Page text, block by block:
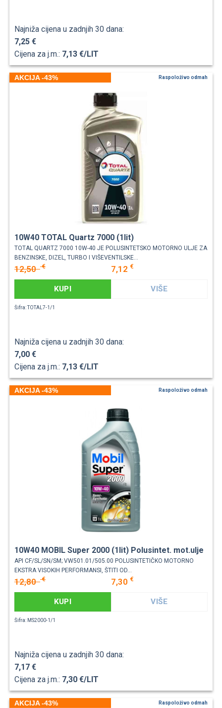
Najniža cijena u zadnjih 30 dana:
7,25 €
Cijena za j.m.: 7,13 €/LIT
AKCIJA -43% Raspoloživo odmah
10W40 TOTAL Quartz 7000 (1lit)
TOTAL QUARTZ 7000 10W-40 JE POLUSINTETSKO MOTORNO ULJE ZA
BENZINSKE, DIZEL, TURBO I VIŠEVENTILSKE...
12,50€ 7,12 €
KUPI VIŠE
Šifra: TOTAL7-1/1
Najniža cijena u zadnjih 30 dana:
7,00 €
Cijena za j.m.: 7,13 €/LIT
AKCIJA -43% Raspoloživo odmah
10W40 MOBIL Super 2000 (1lit) Polusintet. mot.ulje
API CF/SL/SN/SM; VW501.01/505.00 POLUSINTETIČKO MOTORNO
EKSTRA VISOKIH PERFORMANSI, ŠTITI OD...
12,80€ 7,30 €
KUPI VIŠE
Šifra: MS2000-1/1
Najniža cijena u zadnjih 30 dana:
7,17 €
Cijena za j.m.: 7,30 €/LIT
AKCIJA -43% Raspoloživo odmah